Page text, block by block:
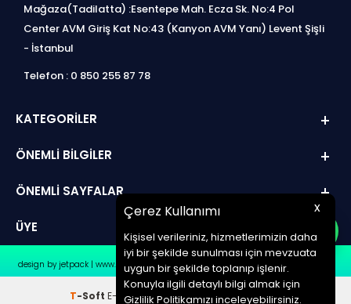
Çerez Kullanımı x
Kişisel verileriniz, hizmetlerimizin daha
iyi bir şekilde sunulması için mevzuata
uygun bir şekilde toplanıp işlenir.
Konuyla ilgili detaylı bilgi almak için
Gizlilik Politikamızı inceleyebilirsiniz.
Mağaza(Tadilatta) :Esentepe Mah. Ecza Sk. No:4 Pol
Center AVM Giriş Kat No:43 (Kanyon AVM Yanı) Levent Şişli
- İstanbul
Telefon : 0 850 255 87 78
KATEGORILER
ÖNEMLI BILGILER
ÖNEMLI SAYFALAR
ÜYE
design by jetpack | www.müziküssü.com | copyright ©2022 Tüm hakları saklıdır.
T-Soft E-TicaretSistemleriyle Hazırlanmıştır.